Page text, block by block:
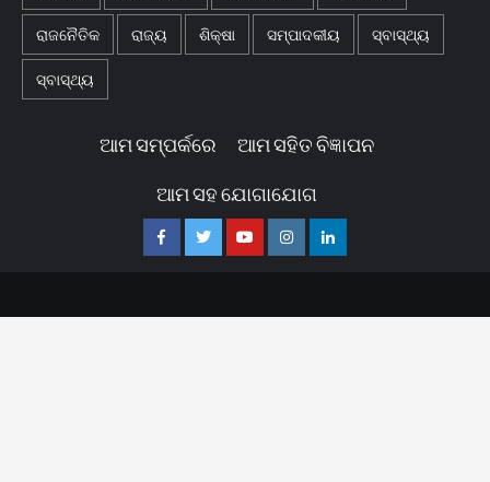
ରାଜନୈତିକ ରାଜ୍ୟ ଶିକ୍ଷା ସମ୍ପାଦକୀୟ ସ୍ବାସ୍ଥ୍ୟ
ସ୍ବାସ୍ଥ୍ୟ
ଆମ ସମ୍ପର୍କରେ ଆମ ସହିତ ବିଜ୍ଞାପନ
ଆମ ସହ ଯୋଗାଯୋଗ
FacebookTwitterYoutubeInstagramLinkedin